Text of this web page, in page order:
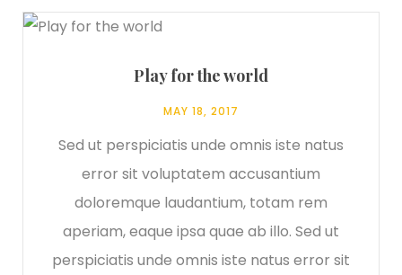
Play for the world
MAY 18, 2017
Sed ut perspiciatis unde omnis iste natus
error sit voluptatem accusantium
doloremque laudantium, totam rem
aperiam, eaque ipsa quae ab illo. Sed ut
perspiciatis unde omnis iste natus error sit